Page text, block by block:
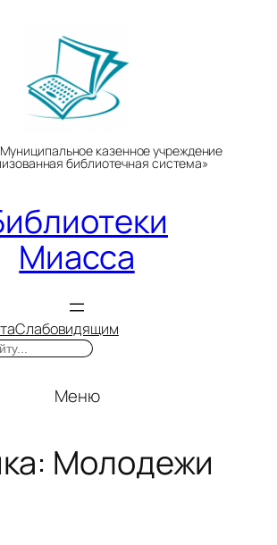
казенное учреждение
библиотечная система»
Миасса
Слабовидящим
Меню
Молодежи